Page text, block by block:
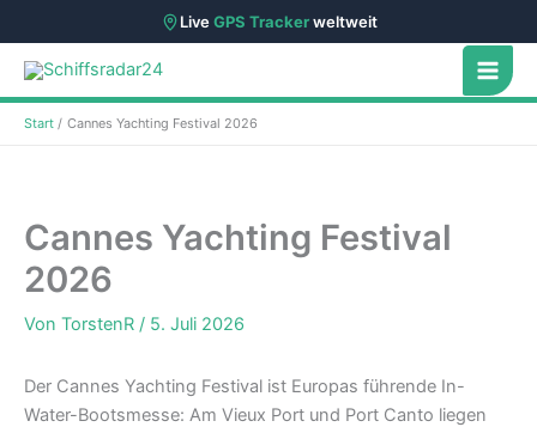
LiveGPS Trackerweltweit
Zum
Inhalt
springen
Start Cannes Yachting Festival 2026
Cannes Yachting Festival
2026
Von TorstenR / 5. Juli 2026
Der Cannes Yachting Festival ist Europas führende In-
Water-Bootsmesse: Am Vieux Port und Port Canto liegen